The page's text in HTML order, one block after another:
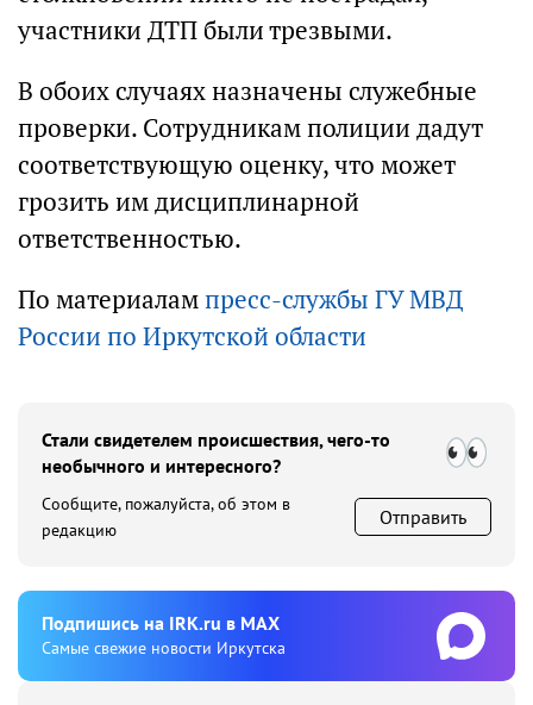
участники ДТП были трезвыми.
В обоих случаях назначены служебные
проверки. Сотрудникам полиции дадут
соответствующую оценку, что может
грозить им дисциплинарной
ответственностью.
По материалампресс-службы ГУ МВД
России по Иркутской области
Стали свидетелем происшествия, чего-то
необычного и интересного?
Сообщите, пожалуйста, об этом в
редакцию
Отправить
Подпишиcь на IRK.ru в MAX
Cамые свежие новости Иркутска